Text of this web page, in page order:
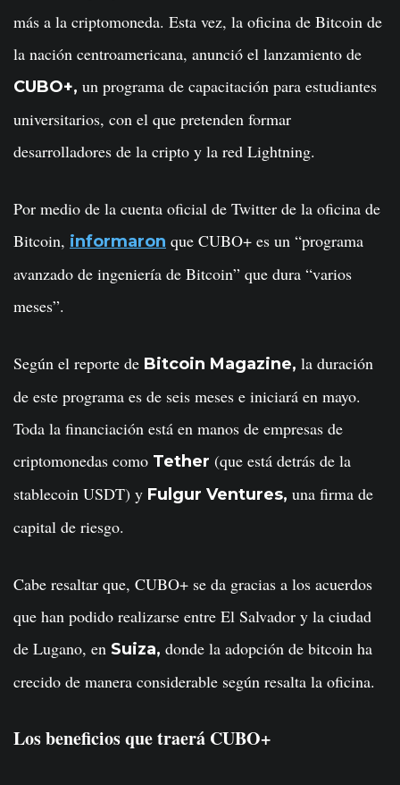
más a la criptomoneda. Esta vez, la oficina de Bitcoin de
la nación centroamericana, anunció el lanzamiento de
CUBO+, un programa de capacitación para estudiantes
universitarios, con el que pretenden formar
desarrolladores de la cripto y la red Lightning.
Por medio de la cuenta oficial de Twitter de la oficina de
Bitcoin, informaron que CUBO+ es un “programa
avanzado de ingeniería de Bitcoin” que dura “varios
meses”.
Según el reporte de Bitcoin Magazine, la duración
de este programa es de seis meses e iniciará en mayo.
Toda la financiación está en manos de empresas de
criptomonedas como Tether (que está detrás de la
stablecoin USDT) y Fulgur Ventures, una firma de
capital de riesgo.
Cabe resaltar que, CUBO+ se da gracias a los acuerdos
que han podido realizarse entre El Salvador y la ciudad
de Lugano, en Suiza, donde la adopción de bitcoin ha
crecido de manera considerable según resalta la oficina.
Los beneficios que traerá CUBO+